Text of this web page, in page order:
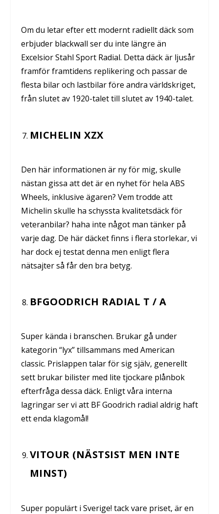
Om du letar efter ett modernt radiellt däck som
erbjuder blackwall ser du inte längre än
Excelsior Stahl Sport Radial. Detta däck är ljusår
framför framtidens replikering och passar de
flesta bilar och lastbilar före andra världskriget,
från slutet av 1920-talet till slutet av 1940-talet.
MICHELIN XZX
Den här informationen är ny för mig, skulle
nästan gissa att det är en nyhet för hela ABS
Wheels, inklusive ägaren? Vem trodde att
Michelin skulle ha schyssta kvalitetsdäck för
veteranbilar? haha inte något man tänker på
varje dag. De här däcket finns i flera storlekar, vi
har dock ej testat denna men enligt flera
nätsajter så får den bra betyg.
BFGOODRICH RADIAL T / A
Super kända i branschen. Brukar gå under
kategorin “lyx” tillsammans med American
classic. Prislappen talar för sig själv, generellt
sett brukar bilister med lite tjockare plånbok
efterfråga dessa däck. Enligt våra interna
lagringar ser vi att BF Goodrich radial aldrig haft
ett enda klagomål!
VITOUR (NÄSTSIST MEN INTE
MINST)
Super populärt i Sverige! tack vare priset, är en